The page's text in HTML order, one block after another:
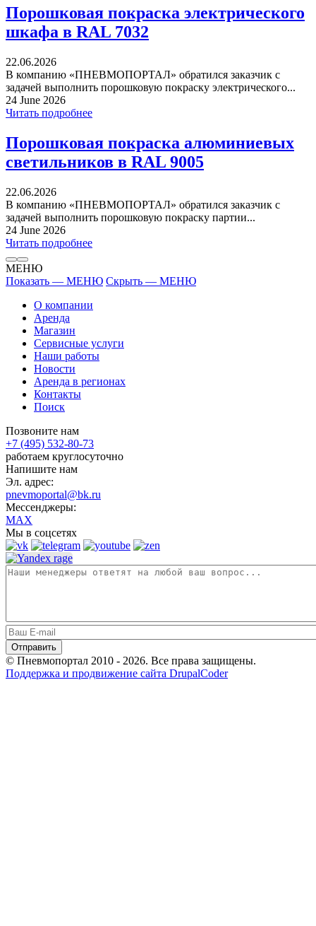
Порошковая покраска электрического
шкафа в RAL 7032
22.06.2026
В компанию «ПНЕВМОПОРТАЛ» обратился заказчик с
задачей выполнить порошковую покраску электрического...
24 June 2026
Читать подробнее
Порошковая покраска алюминиевых
светильников в RAL 9005
22.06.2026
В компанию «ПНЕВМОПОРТАЛ» обратился заказчик с
задачей выполнить порошковую покраску партии...
24 June 2026
Читать подробнее
МЕНЮ
Показать — МЕНЮ Скрыть — МЕНЮ
О компании
Аренда
Магазин
Сервисные услуги
Наши работы
Новости
Аренда в регионах
Контакты
Поиск
Позвоните нам
+7 (495) 532-80-73
работаем круглосуточно
Напишите нам
Эл. адрес:
pnevmoportal@bk.ru
Мессенджеры:
MAX
Мы в соцсетях
© Пневмопортал 2010 - 2026. Все права защищены.
Поддержка и продвижение сайта DrupalCoder